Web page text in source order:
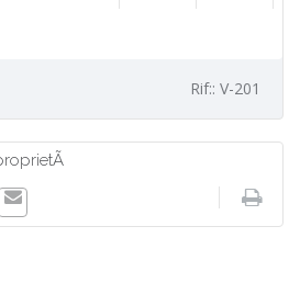
Rif:: V-201